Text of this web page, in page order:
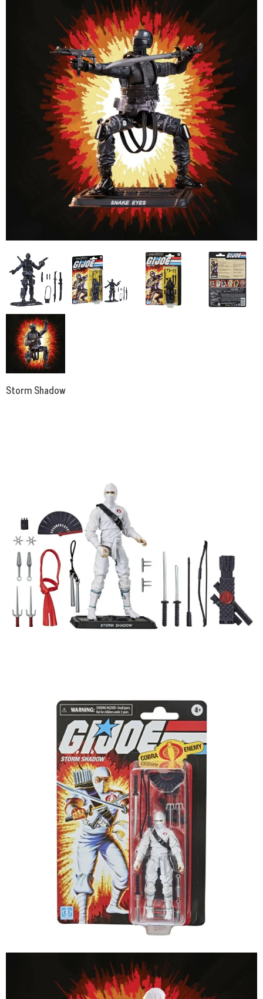
Storm Shadow